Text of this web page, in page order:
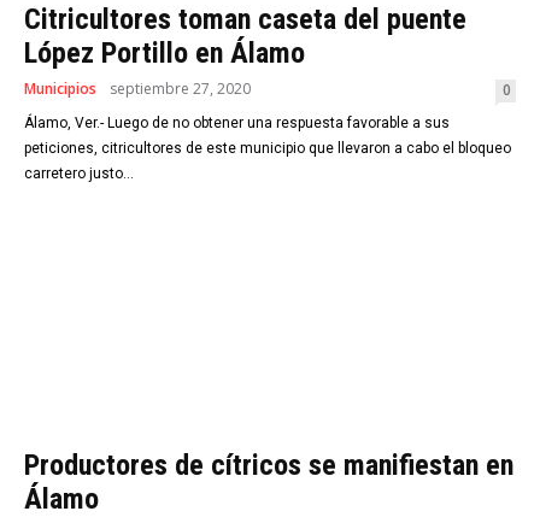
Citricultores toman caseta del puente
López Portillo en Álamo
Municipios septiembre 27, 2020 0
Álamo, Ver.- Luego de no obtener una respuesta favorable a sus
peticiones, citricultores de este municipio que llevaron a cabo el bloqueo
carretero justo...
Productores de cítricos se manifiestan en
Álamo